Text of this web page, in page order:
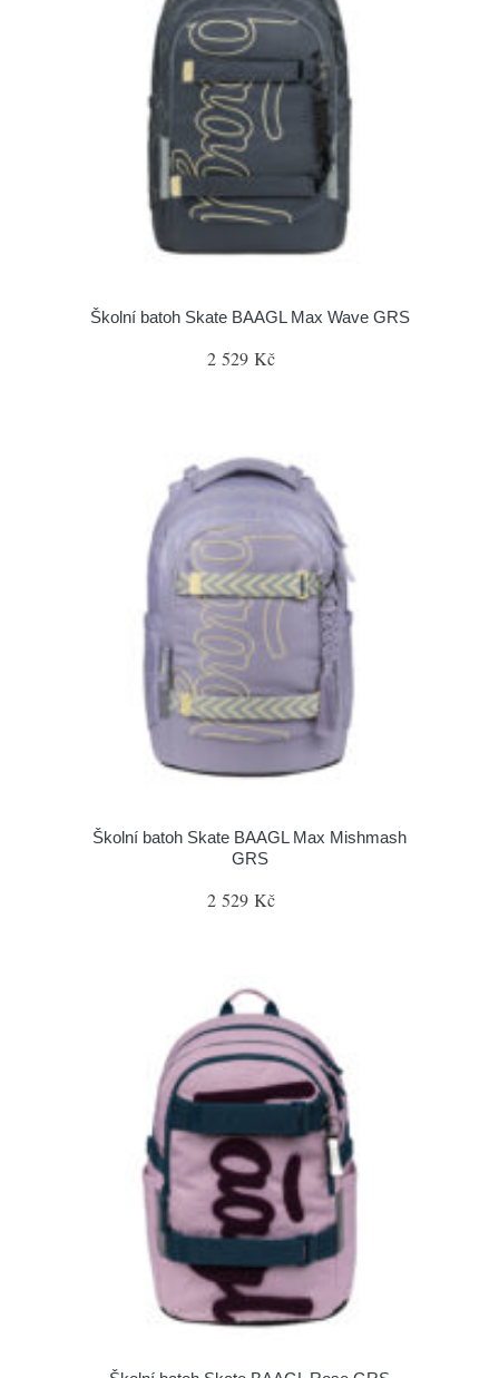
Školní batoh Skate BAAGL Max Wave GRS
2 529 Kč
Školní batoh Skate BAAGL Max Mishmash
GRS
2 529 Kč